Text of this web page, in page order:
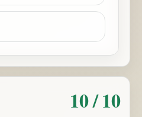
10 / 10